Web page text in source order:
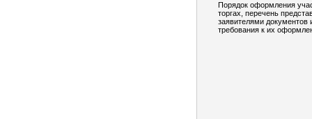
Порядок оформления
торгах, перечень
заявителями документов
требования к их